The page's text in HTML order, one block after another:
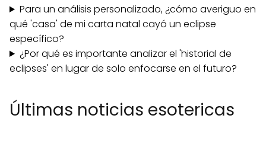
Para un análisis personalizado, ¿cómo averiguo en
qué 'casa' de mi carta natal cayó un eclipse
específico?
¿Por qué es importante analizar el 'historial de
eclipses' en lugar de solo enfocarse en el futuro?
Últimas noticias esotericas